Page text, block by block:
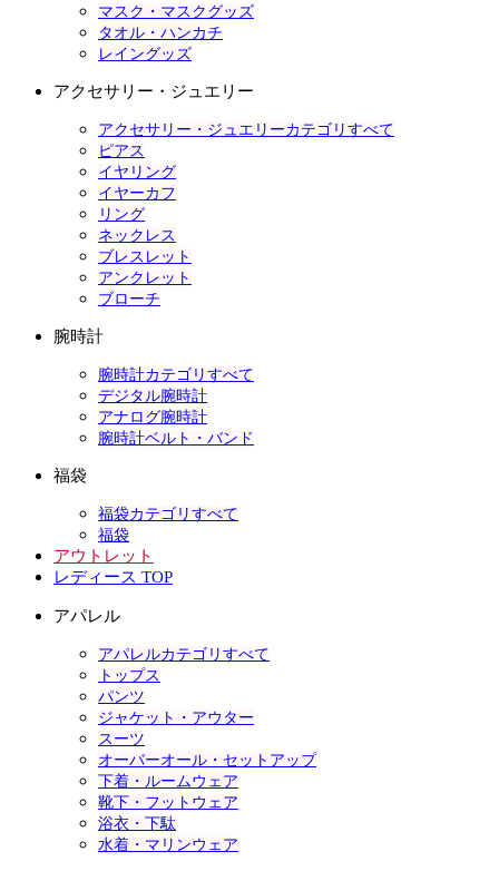
マスク・マスクグッズ
タオル・ハンカチ
レイングッズ
アクセサリー・ジュエリー
アクセサリー・ジュエリーカテゴリすべて
ピアス
イヤリング
イヤーカフ
リング
ネックレス
ブレスレット
アンクレット
ブローチ
腕時計
腕時計カテゴリすべて
デジタル腕時計
アナログ腕時計
腕時計ベルト・バンド
福袋
福袋カテゴリすべて
福袋
アウトレット
レディース TOP
アパレル
アパレルカテゴリすべて
トップス
パンツ
ジャケット・アウター
スーツ
オーバーオール・セットアップ
下着・ルームウェア
靴下・フットウェア
浴衣・下駄
水着・マリンウェア